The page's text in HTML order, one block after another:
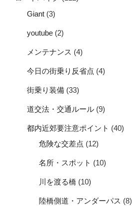
Giant (3)
youtube (2)
メンテナンス (4)
今日の街乗り反省点 (4)
街乗り装備 (33)
道交法・交通ルール (9)
都内近郊要注意ポイント (40)
危険な交差点 (12)
名所・スポット (10)
川を渡る橋 (10)
陸橋側道・アンダーパス (8)